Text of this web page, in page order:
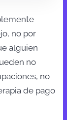
no por
alguien
no
no
de pago